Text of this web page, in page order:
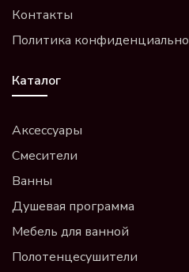
Контакты
Политика
Каталог
Аксессуары
Смесители
Ванны
Душевая программа
Мебель для ванной
Полотенцесушители